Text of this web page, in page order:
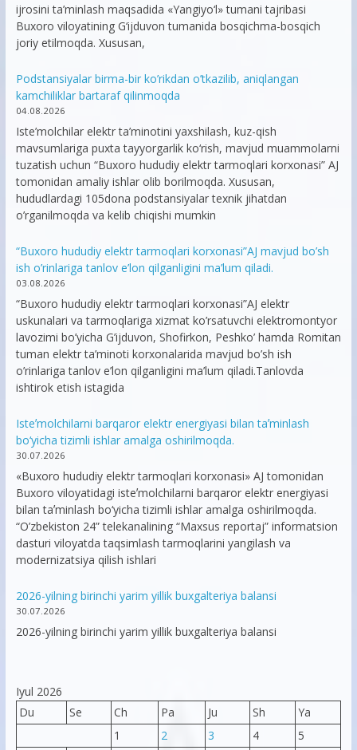
ijrosini ta’minlash maqsadida «Yangiyo‘l» tumani tajribasi
Buxoro viloyatining G‘ijduvon tumanida bosqichma-bosqich
joriy etilmoqda. Xususan,
Podstansiyalar birma-bir ko’rikdan o’tkazilib, aniqlangan
kamchiliklar bartaraf qilinmoqda
04.08.2026
Iste’molchilar elektr ta’minotini yaxshilash, kuz-qish
mavsumlariga puxta tayyorgarlik ko‘rish, mavjud muammolarni
tuzatish uchun “Buxoro hududiy elektr tarmoqlari korxonasi” AJ
tomonidan amaliy ishlar olib borilmoqda. Xususan,
hududlardagi 105dona podstansiyalar texnik jihatdan
o’rganilmoqda va kelib chiqishi mumkin
“Buxoro hududiy elektr tarmoqlari korxonasi”AJ mavjud bo’sh
ish o’rinlariga tanlov e’lon qilganligini ma’lum qiladi.
03.08.2026
“Buxoro hududiy elektr tarmoqlari korxonasi”AJ elektr
uskunalari va tarmoqlariga xizmat ko’rsatuvchi elektromontyor
lavozimi bo’yicha G’ijduvon, Shofirkon, Peshko’ hamda Romitan
tuman elektr ta’minoti korxonalarida mavjud bo’sh ish
o’rinlariga tanlov e’lon qilganligini ma’lum qiladi.Tanlovda
ishtirok etish istagida
Isteʼmolchilarni barqaror elektr energiyasi bilan taʼminlash
bo‘yicha tizimli ishlar amalga oshirilmoqda.
30.07.2026
«Buxoro hududiy elektr tarmoqlari korxonasi» AJ tomonidan
Buxoro viloyatidagi isteʼmolchilarni barqaror elektr energiyasi
bilan taʼminlash bo‘yicha tizimli ishlar amalga oshirilmoqda.
“O’zbekiston 24” telekanalining “Maxsus reportaj” informatsion
dasturi viloyatda taqsimlash tarmoqlarini yangilash va
modernizatsiya qilish ishlari
2026-yilning birinchi yarim yillik buxgalteriya balansi
30.07.2026
2026-yilning birinchi yarim yillik buxgalteriya balansi
Iyul 2026
Du
Se Ch Pa Ju Sh
Ya
1
2 3 4
5